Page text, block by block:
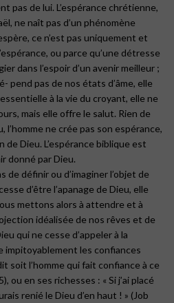
pas de lui. L’espérance chrétienne,
ne naît pas d’un phénomène
ce n’est pas uniquement et
ou parce qu’une détresse
dans l’espoir d’un avenir meilleur ;
pend pas de nos états d’âme, elle
à la vie du croyant, elle ne
mais elle offre le salut. Rien de
l’homme ne crée pas son espérance,
de Dieu. L’espérance biblique est
donné par Dieu.
de définir ou d’imaginer l’objet de
d’être l’apanage de Dieu, elle
mettons alors à attendre et à
idéalisée de nos rêves et de
qui ne cesse d’appeler à la
impitoyablement les confiances
soit l’homme qui fait confiance à ce
ou en ses richesses : « Si j’ai placé
renié le Dieu d’en haut ! » (Job